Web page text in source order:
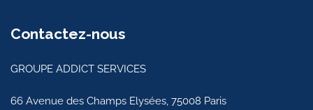
Contactez-nous
GROUPE ADDICT SERVICES
66 Avenue des Champs Elysées, 75008 Paris